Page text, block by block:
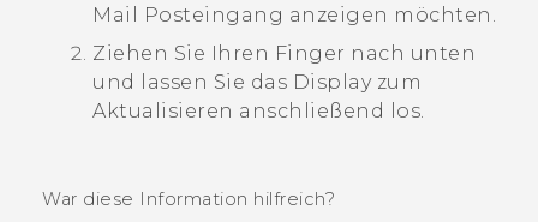
Mail
Posteingang anzeigen möchten.
Ziehen Sie Ihren Finger nach unten
und lassen Sie das Display zum
Aktualisieren anschließend los.
War diese Information hilfreich?